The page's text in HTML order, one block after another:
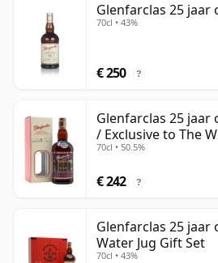
Glenfarclas 25 jaar
70cl • 43%
€ 250 ?
Glenfarclas 25 jaar
/ Exclusive to The
70cl • 50.5%
€ 242 ?
Glenfarclas 25 jaar
Water Jug Gift Set
70cl • 43%